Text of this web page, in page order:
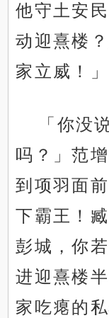
他守土安
动迎熹楼
家立威！」
「你没
吗？」范
到项羽面
下霸王！
彭城，你
进迎熹楼
家吃瘪的